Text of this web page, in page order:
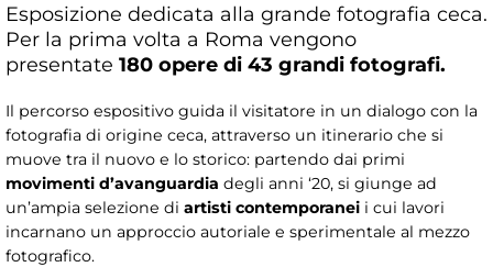
Esposizione dedicata alla grande fotografia ceca.
Per la prima volta a Roma vengono
presentate 180 opere di 43 grandi fotografi.
Il percorso espositivo guida il visitatore in un dialogo con la
fotografia di origine ceca, attraverso un itinerario che si
muove tra il nuovo e lo storico: partendo dai primi
movimenti d’avanguardia degli anni ‘20, si giunge ad
un’ampia selezione di artisti contemporanei i cui lavori
incarnano un approccio autoriale e sperimentale al mezzo
fotografico.